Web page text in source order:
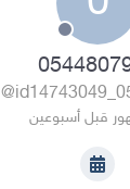
قبل أسبوعين